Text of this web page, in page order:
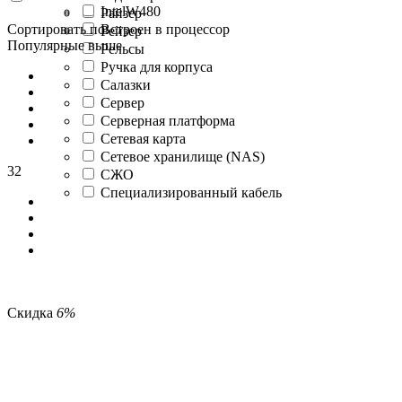
Райзер
Рейзер
Рельсы
Ручка для корпуса
Салазки
Сервер
Серверная платформа
Сетевая карта
Сетевое хранилище (NAS)
СЖО
Специализированный кабель
IntelW480
Встроен в процессор
Сортировать по:
Популярные выше
32
Скидка 6%